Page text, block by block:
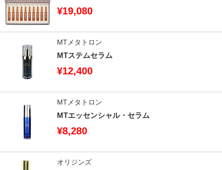
¥19,080
MTメタトロン
MTステムセラム
¥12,400
MTメタトロン
MTエッセンシャル・セラム
¥8,280
オリジンズ